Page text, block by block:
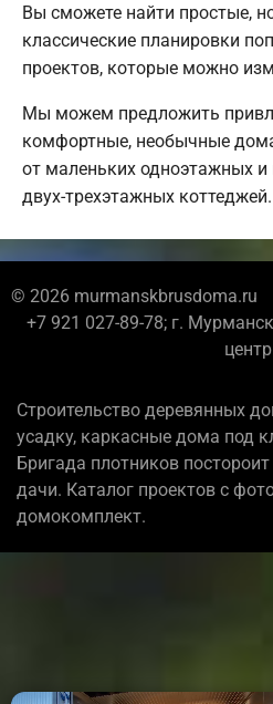
Вы сможете найти простые,
классические планировки
проектов, которые можно
Мы можем предложить
комфортные, необычные
от маленьких одноэтажных
двух-трехэтажных коттеджей.
© 2026 murmanskbrusdoma.ru
+7 921 027-89-78; г.
центр
Строительство деревянных
усадку, каркасные дома под
Бригада плотников
дачи. Каталог проектов с
домокомплект.